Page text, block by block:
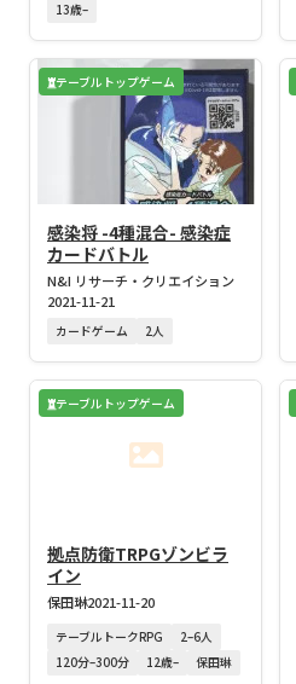
13歳–
テーブルトップゲーム
感染将 -4種混合- 感染症
カードバトル
N&I リサーチ・クリエイション
2021-11-21
カードゲーム 2人
テーブルトップゲーム
拠点防衛TRPGゾンビラ
イン
保田琳2021-11-20
テーブルトークRPG
2–6人
120分–300分
12歳– 保田琳